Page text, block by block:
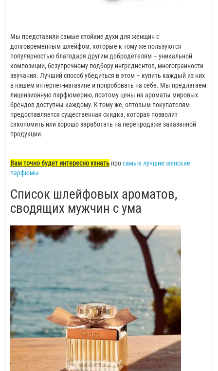
Мы представили самые стойкие духи для женщин с
долговременным шлейфом, которые к тому же пользуются
популярностью благодаря другим добродетелям – уникальной
композиции, безупречному подбору ингредиентов, многогранности
звучания. Лучший способ убедиться в этом – купить каждый из них
в нашем интернет-магазине и попробовать на себе. Мы предлагаем
лицензионную парфюмерию, поэтому цены на ароматы мировых
брендов доступны каждому. К тому же, оптовым покупателям
предоставляется существенная скидка, которая позволит
сэкономить или хорошо заработать на перепродаже заказанной
продукции.
Вам точно будет интересно узнать просамые лучшие женские
парфюмы
Список шлейфовых ароматов,
сводящих мужчин с ума